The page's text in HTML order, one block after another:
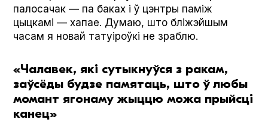
палосачак — па баках і ў цэнтры паміж
цыцкамі — хапае. Думаю, што бліжэйшым
часам я новай татуіроўкі не зраблю.
«Чалавек, які сутыкнуўся з ракам,
заўсёды будзе памятаць, што ў любы
момант ягонаму жыццю можа прыйсці
канец»